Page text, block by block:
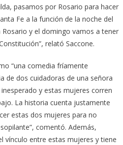
pasamos por Rosario para hacer
Fe a la función de la noche del
Rosario y el domingo vamos a tener
relató Saccone.
“una comedia fríamente
de dos cuidadoras de una señora
y estas mujeres corren
La historia cuenta justamente
estas dos mujeres para no
comentó. Además,
vínculo entre estas mujeres y tiene